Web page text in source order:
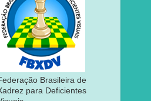
Brasileira de
para Deficientes